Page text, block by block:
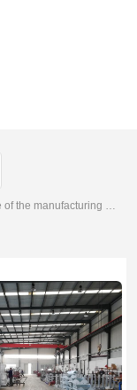
Development, design, production and sales in one of the manufacturing enterprises